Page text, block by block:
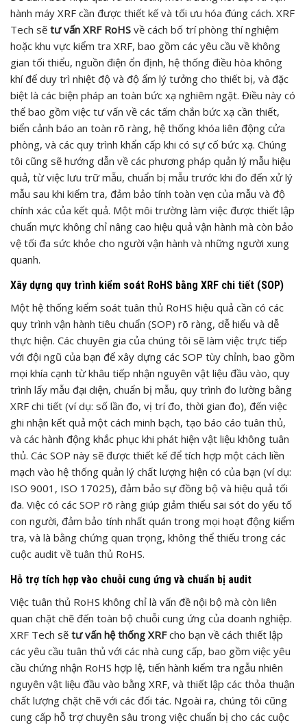
hành máy XRF cần được thiết kế và tối ưu hóa đúng cách. XRF
Tech sẽ tư vấn XRF RoHS về cách bố trí phòng thí nghiệm
hoặc khu vực kiểm tra XRF, bao gồm các yêu cầu về không
gian tối thiểu, nguồn điện ổn định, hệ thống điều hòa không
khí để duy trì nhiệt độ và độ ẩm lý tưởng cho thiết bị, và đặc
biệt là các biện pháp an toàn bức xạ nghiêm ngặt. Điều này có
thể bao gồm việc tư vấn về các tấm chắn bức xạ cần thiết,
biển cảnh báo an toàn rõ ràng, hệ thống khóa liên động cửa
phòng, và các quy trình khẩn cấp khi có sự cố bức xạ. Chúng
tôi cũng sẽ hướng dẫn về các phương pháp quản lý mẫu hiệu
quả, từ việc lưu trữ mẫu, chuẩn bị mẫu trước khi đo đến xử lý
mẫu sau khi kiểm tra, đảm bảo tính toàn vẹn của mẫu và độ
chính xác của kết quả. Một môi trường làm việc được thiết lập
chuẩn mực không chỉ nâng cao hiệu quả vận hành mà còn bảo
vệ tối đa sức khỏe cho người vận hành và những người xung
quanh.
Xây dựng quy trình kiểm soát RoHS bằng XRF chi tiết (SOP)
Một hệ thống kiểm soát tuân thủ RoHS hiệu quả cần có các
quy trình vận hành tiêu chuẩn (SOP) rõ ràng, dễ hiểu và dễ
thực hiện. Các chuyên gia của chúng tôi sẽ làm việc trực tiếp
với đội ngũ của bạn để xây dựng các SOP tùy chỉnh, bao gồm
mọi khía cạnh từ khâu tiếp nhận nguyên vật liệu đầu vào, quy
trình lấy mẫu đại diện, chuẩn bị mẫu, quy trình đo lường bằng
XRF chi tiết (ví dụ: số lần đo, vị trí đo, thời gian đo), đến việc
ghi nhận kết quả một cách minh bạch, tạo báo cáo tuân thủ,
và các hành động khắc phục khi phát hiện vật liệu không tuân
thủ. Các SOP này sẽ được thiết kế để tích hợp một cách liền
mạch vào hệ thống quản lý chất lượng hiện có của bạn (ví dụ:
ISO 9001, ISO 17025), đảm bảo sự đồng bộ và hiệu quả tối
đa. Việc có các SOP rõ ràng giúp giảm thiểu sai sót do yếu tố
con người, đảm bảo tính nhất quán trong mọi hoạt động kiểm
tra, và là bằng chứng quan trọng, không thể thiếu trong các
cuộc audit về tuân thủ RoHS.
Hỗ trợ tích hợp vào chuỗi cung ứng và chuẩn bị audit
Việc tuân thủ RoHS không chỉ là vấn đề nội bộ mà còn liên
quan chặt chẽ đến toàn bộ chuỗi cung ứng của doanh nghiệp.
XRF Tech sẽ tư vấn hệ thống XRFcho bạn về cách thiết lập
các yêu cầu tuân thủ với các nhà cung cấp, bao gồm việc yêu
cầu chứng nhận RoHS hợp lệ, tiến hành kiểm tra ngẫu nhiên
nguyên vật liệu đầu vào bằng XRF, và thiết lập các thỏa thuận
chất lượng chặt chẽ với các đối tác. Ngoài ra, chúng tôi cũng
cung cấp hỗ trợ chuyên sâu trong việc chuẩn bị cho các cuộc